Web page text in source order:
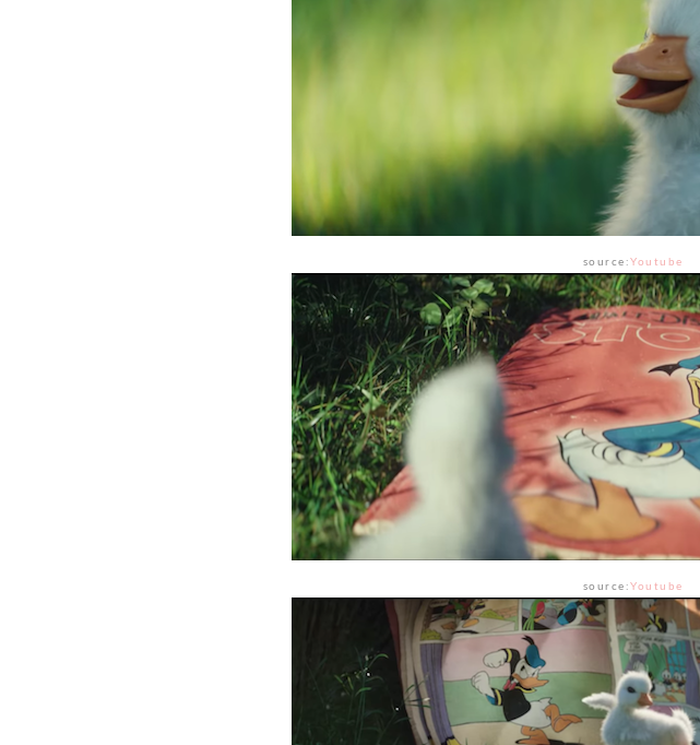
source: Youtube
source: Youtube